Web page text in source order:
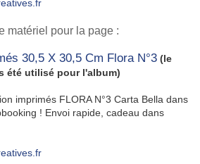
matériel pour la page :
30,5 X 30,5 Cm Flora N°3 (le
été utilisé pour l'album)
imprimés FLORA N°3 Carta Bella dans
! Envoi rapide, cadeau dans